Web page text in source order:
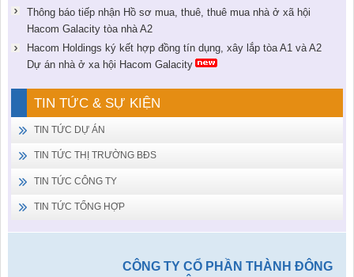
Thông báo tiếp nhận Hồ sơ mua, thuê, thuê mua nhà ở xã hội
Hacom Galacity tòa nhà A2
Hacom Holdings ký kết hợp đồng tín dụng, xây lắp tòa A1 và A2
Dự án nhà ở xa hội Hacom Galacity
TIN TỨC & SỰ KIỆN
TIN TỨC DỰ ÁN
TIN TỨC THỊ TRƯỜNG BĐS
TIN TỨC CÔNG TY
TIN TỨC TỔNG HỢP
CÔNG TY CỔ PHẦN THÀNH ĐÔNG